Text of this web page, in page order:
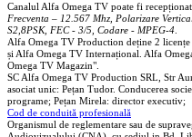
Canalul Alfa Omega TV poate fi
Frecventa – 12.567 Mhz, Polarizare Vertica
S2,8PSK, FEC - 3/5, Codare - MPEG-4
Alfa Omega TV Production deține 2
și Alfa Omega TV Internațional. Alfa
Omega TV Magazin".
SC Alfa Omega TV Production SRL, Str
asociat unic: Pețan Tudor. Conducerea
programe; Pețan Mirela: director executiv;
Cod de conduită profesională
Organismul de reglementare sau de